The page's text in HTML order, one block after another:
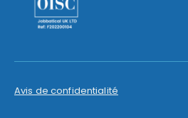
Avis de confidentialité